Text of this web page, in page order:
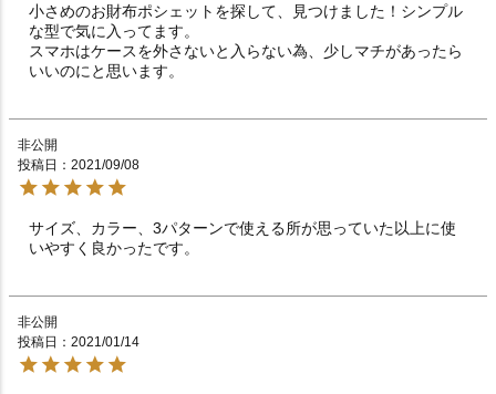
小さめのお財布ポシェットを探して、見つけました！シンプル
な型で気に入ってます。
スマホはケースを外さないと入らない為、少しマチがあったら
いいのにと思います。
非公開
投稿日
2021/09/08
サイズ、カラー、3パターンで使える所が思っていた以上に使
いやすく良かったです。
非公開
投稿日
2021/01/14